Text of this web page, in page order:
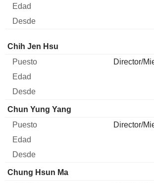
Administrador
Chih Jen Hsu
Director/
Chun Yung Yang
Director/
Chung Hsun Ma